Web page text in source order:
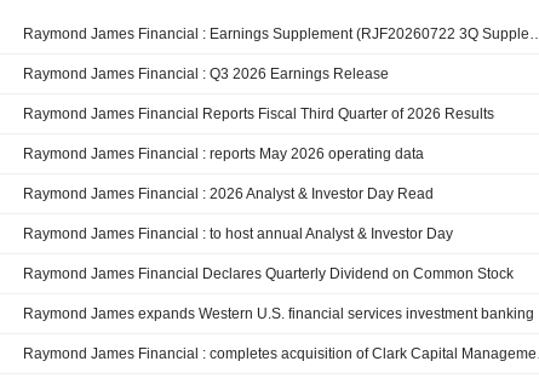
Raymond James Financial : Earnings
Raymond James Financial : Q3 2026 Earnings Release
Raymond James Financial Reports Fiscal Third Quarter of 2026 Results
Raymond James Financial : reports May 2026 operating data
Raymond James Financial : 2026 Analyst & Investor Day Read
Raymond James Financial : to host annual Analyst & Investor Day
Raymond James Financial Declares Quarterly Dividend on Common Stock